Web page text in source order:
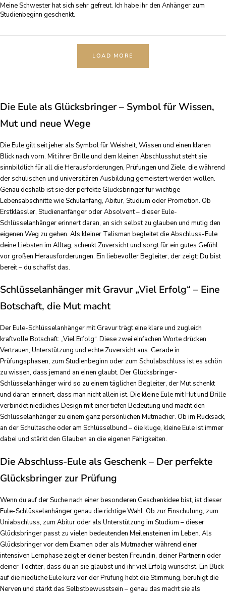
Meine Schwester hat sich sehr gefreut. Ich habe ihr den Anhänger zum
Studienbeginn geschenkt.
LOAD MORE
Die Eule als Glücksbringer – Symbol für Wissen,
Mut und neue Wege
Die Eule gilt seit jeher als Symbol für Weisheit, Wissen und einen klaren
Blick nach vorn. Mit ihrer Brille und dem kleinen Abschlusshut steht sie
sinnbildlich für all die Herausforderungen, Prüfungen und Ziele, die während
der schulischen und universitären Ausbildung gemeistert werden wollen.
Genau deshalb ist sie der perfekte Glücksbringer für wichtige
Lebensabschnitte wie Schulanfang, Abitur, Studium oder Promotion. Ob
Erstklässler, Studienanfänger oder Absolvent – dieser Eule-
Schlüsselanhänger erinnert daran, an sich selbst zu glauben und mutig den
eigenen Weg zu gehen. Als kleiner Talisman begleitet die Abschluss-Eule
deine Liebsten im Alltag, schenkt Zuversicht und sorgt für ein gutes Gefühl
vor großen Herausforderungen. Ein liebevoller Begleiter, der zeigt: Du bist
bereit – du schaffst das.
Schlüsselanhänger mit Gravur „Viel Erfolg“ – Eine
Botschaft, die Mut macht
Der Eule-Schlüsselanhänger mit Gravur trägt eine klare und zugleich
kraftvolle Botschaft: „Viel Erfolg“. Diese zwei einfachen Worte drücken
Vertrauen, Unterstützung und echte Zuversicht aus. Gerade in
Prüfungsphasen, zum Studienbeginn oder zum Schulabschluss ist es schön
zu wissen, dass jemand an einen glaubt. Der Glücksbringer-
Schlüsselanhänger wird so zu einem täglichen Begleiter, der Mut schenkt
und daran erinnert, dass man nicht allein ist. Die kleine Eule mit Hut und Brille
verbindet niedliches Design mit einer tiefen Bedeutung und macht den
Schlüsselanhänger zu einem ganz persönlichen Mutmacher. Ob im Rucksack,
an der Schultasche oder am Schlüsselbund – die kluge, kleine Eule ist immer
dabei und stärkt den Glauben an die eigenen Fähigkeiten.
Die Abschluss-Eule als Geschenk – Der perfekte
Glücksbringer zur Prüfung
Wenn du auf der Suche nach einer besonderen Geschenkidee bist, ist dieser
Eule-Schlüsselanhänger genau die richtige Wahl. Ob zur Einschulung, zum
Uniabschluss, zum Abitur oder als Unterstützung im Studium – dieser
Glücksbringer passt zu vielen bedeutenden Meilensteinen im Leben. Als
Glücksbringer vor dem Examen oder als Mutmacher während einer
intensiven Lernphase zeigt er deiner besten Freundin, deiner Partnerin oder
deiner Tochter, dass du an sie glaubst und ihr viel Erfolg wünschst. Ein Blick
auf die niedliche Eule kurz vor der Prüfung hebt die Stimmung, beruhigt die
Nerven und stärkt das Selbstbewusstsein – genau das macht sie als